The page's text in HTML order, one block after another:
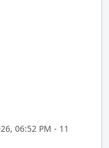
06:52 PM - 11